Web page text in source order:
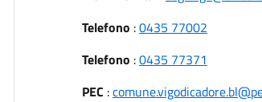
Telefono :0435 77002
Telefono :0435 77371
PEC :